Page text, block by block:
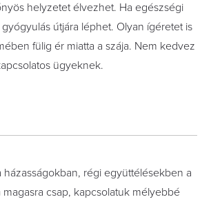
helyzetet élvezhet. Ha egészségi
útjára léphet. Olyan ígéretet is
fülig ér miatta a szája. Nem kedvez
ügyeknek.
régi együttélésekben a
csap, kapcsolatuk mélyebbé